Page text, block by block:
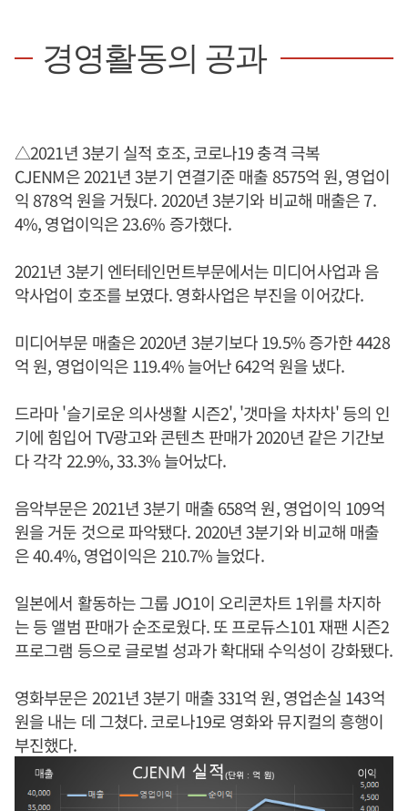
경영활동의 공과
△2021년 3분기 실적 호조, 코로나19 충격 극복
CJENM은 2021년 3분기 연결기준 매출 8575억 원, 영업이
익 878억 원을 거뒀다. 2020년 3분기와 비교해 매출은 7.
4%, 영업이익은 23.6% 증가했다.
2021년 3분기 엔터테인먼트부문에서는 미디어사업과 음
악사업이 호조를 보였다. 영화사업은 부진을 이어갔다.
미디어부문 매출은 2020년 3분기보다 19.5% 증가한 4428
억 원, 영업이익은 119.4% 늘어난 642억 원을 냈다.
드라마 '슬기로운 의사생활 시즌2', '갯마을 차차차' 등의 인
기에 힘입어 TV광고와 콘텐츠 판매가 2020년 같은 기간보
다 각각 22.9%, 33.3% 늘어났다.
음악부문은 2021년 3분기 매출 658억 원, 영업이익 109억
원을 거둔 것으로 파악됐다. 2020년 3분기와 비교해 매출
은 40.4%, 영업이익은 210.7% 늘었다.
일본에서 활동하는 그룹 JO1이 오리콘차트 1위를 차지하
는 등 앨범 판매가 순조로웠다. 또 프로듀스101 재팬 시즌2
프로그램 등으로 글로벌 성과가 확대돼 수익성이 강화됐다.
영화부문은 2021년 3분기 매출 331억 원, 영업손실 143억
원을 내는 데 그쳤다. 코로나19로 영화와 뮤지컬의 흥행이
부진했다.